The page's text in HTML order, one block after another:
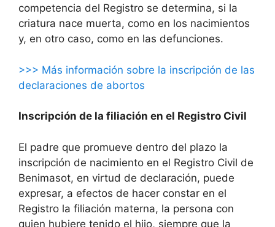
competencia del Registro se determina, si la
criatura nace muerta, como en los nacimientos
y, en otro caso, como en las defunciones.
>>> Más información sobre la inscripción de las
declaraciones de abortos
Inscripción de la filiación en el Registro Civil
El padre que promueve dentro del plazo la
inscripción de nacimiento en el Registro Civil de
Benimasot, en virtud de declaración, puede
expresar, a efectos de hacer constar en el
Registro la filiación materna, la persona con
quien hubiere tenido el hijo, siempre que la